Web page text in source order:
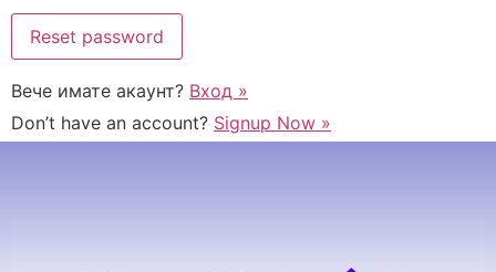
Вече имате акаунт? Вход »
Don’t have an account? Signup Now »